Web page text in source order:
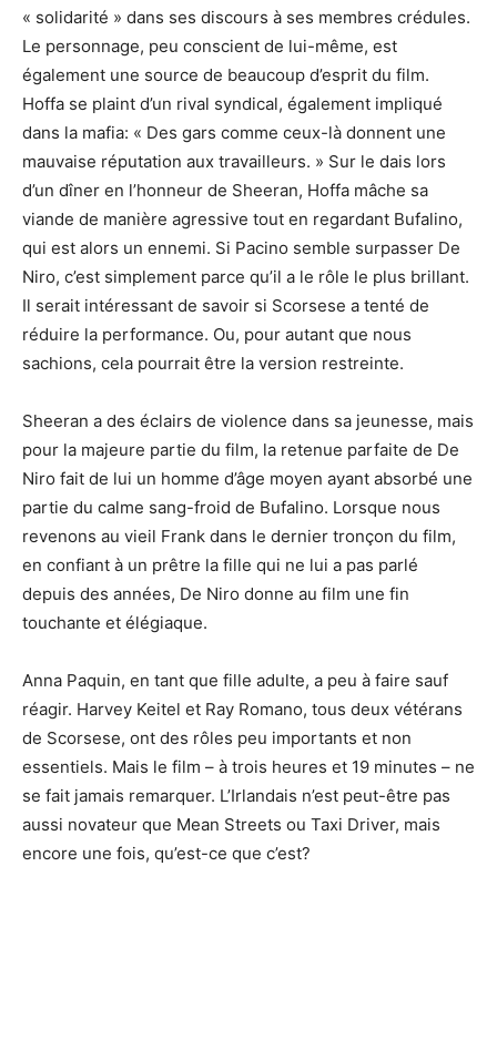
« solidarité » dans ses discours à ses membres crédules.
Le personnage, peu conscient de lui-même, est
également une source de beaucoup d’esprit du film.
Hoffa se plaint d’un rival syndical, également impliqué
dans la mafia: « Des gars comme ceux-là donnent une
mauvaise réputation aux travailleurs. » Sur le dais lors
d’un dîner en l’honneur de Sheeran, Hoffa mâche sa
viande de manière agressive tout en regardant Bufalino,
qui est alors un ennemi. Si Pacino semble surpasser De
Niro, c’est simplement parce qu’il a le rôle le plus brillant.
Il serait intéressant de savoir si Scorsese a tenté de
réduire la performance. Ou, pour autant que nous
sachions, cela pourrait être la version restreinte.
Sheeran a des éclairs de violence dans sa jeunesse, mais
pour la majeure partie du film, la retenue parfaite de De
Niro fait de lui un homme d’âge moyen ayant absorbé une
partie du calme sang-froid de Bufalino. Lorsque nous
revenons au vieil Frank dans le dernier tronçon du film,
en confiant à un prêtre la fille qui ne lui a pas parlé
depuis des années, De Niro donne au film une fin
touchante et élégiaque.
Anna Paquin, en tant que fille adulte, a peu à faire sauf
réagir. Harvey Keitel et Ray Romano, tous deux vétérans
de Scorsese, ont des rôles peu importants et non
essentiels. Mais le film – à trois heures et 19 minutes – ne
se fait jamais remarquer. L’Irlandais n’est peut-être pas
aussi novateur que Mean Streets ou Taxi Driver, mais
encore une fois, qu’est-ce que c’est?